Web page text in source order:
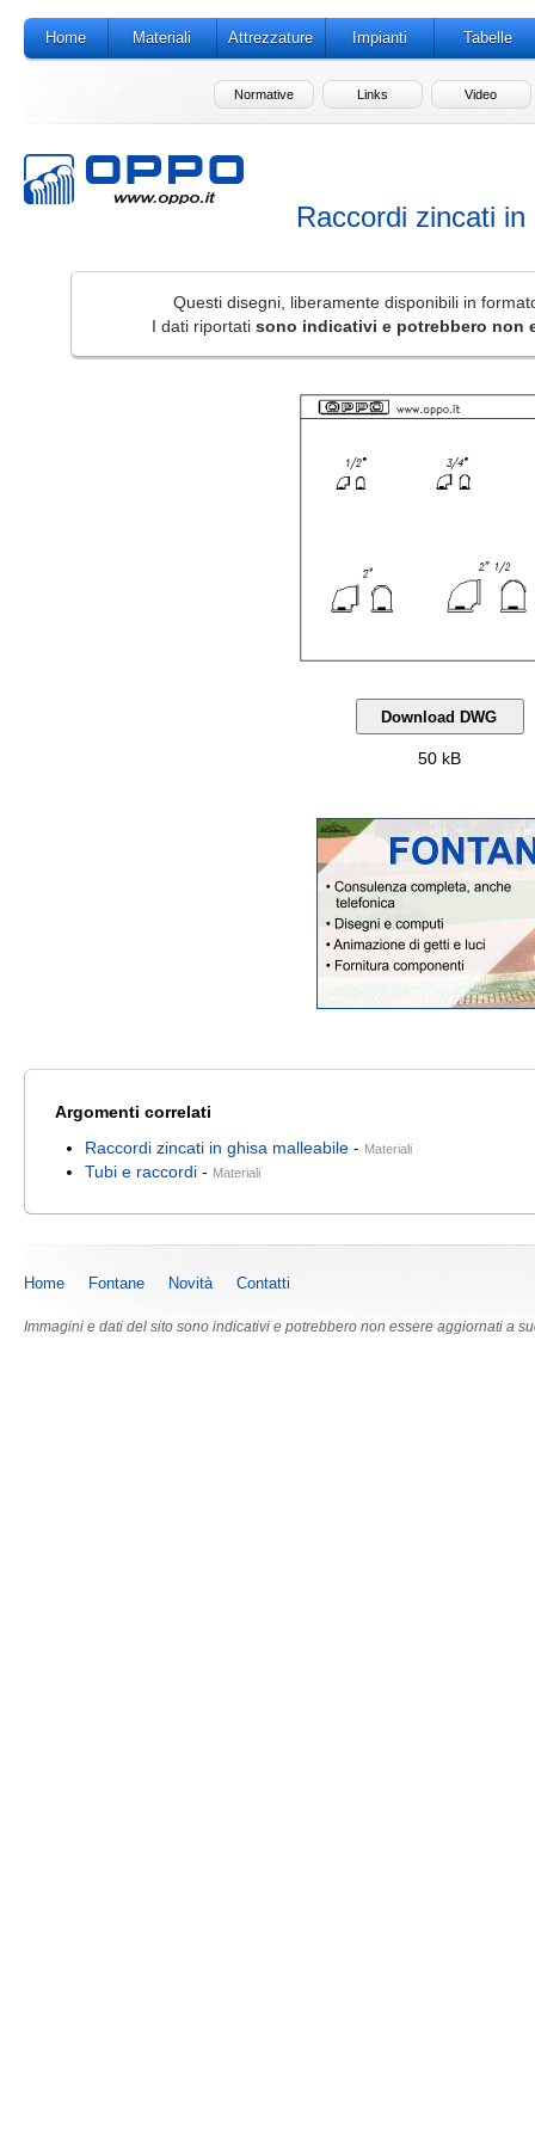
Home Materiali Attrezzature Impianti Tabelle
Normative Links Video
Raccordi zincati
Questi disegni, liberamente disponibili in
I dati riportatisono indicativi e potrebbero non
50 kB
Argomenti correlati
Raccordi zincati in ghisa malleabile - Materiali
Tubi e raccordi - Materiali
Home Fontane Novità Contatti
Immagini e dati del sito sono indicativi e potrebbero non essere aggiornati a